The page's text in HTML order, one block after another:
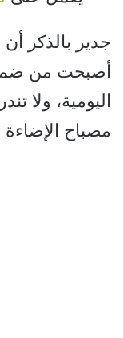
جدير بالذكر
أصبحت من ضمن
اليومية، ولا
مصباح